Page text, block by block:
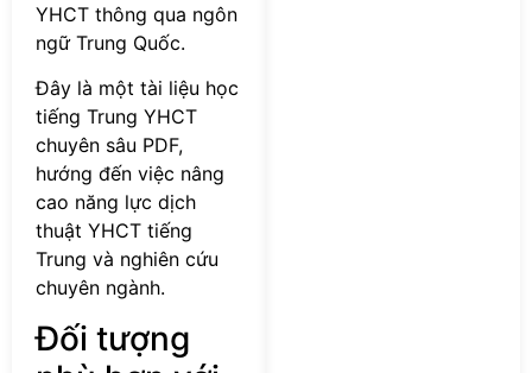
YHCT thông qua ngôn
ngữ Trung Quốc.
Đây là một tài liệu học
tiếng Trung YHCT
chuyên sâu PDF,
hướng đến việc nâng
cao năng lực dịch
thuật YHCT tiếng
Trung và nghiên cứu
chuyên ngành.
Đối tượng